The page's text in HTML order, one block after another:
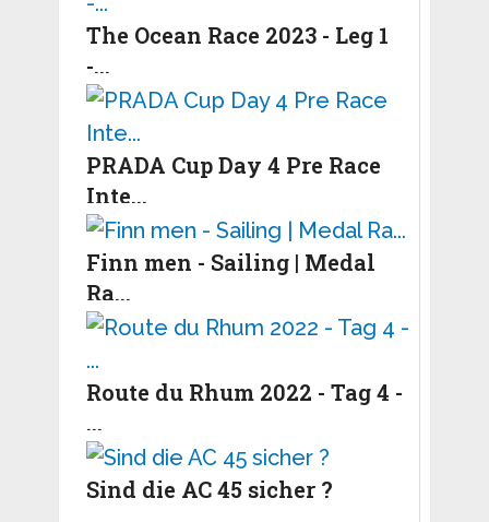
The Ocean Race 2023 - Leg 1
-...
PRADA Cup Day 4 Pre Race
Inte...
Finn men - Sailing | Medal
Ra...
Route du Rhum 2022 - Tag 4 -
...
Sind die AC 45 sicher ?